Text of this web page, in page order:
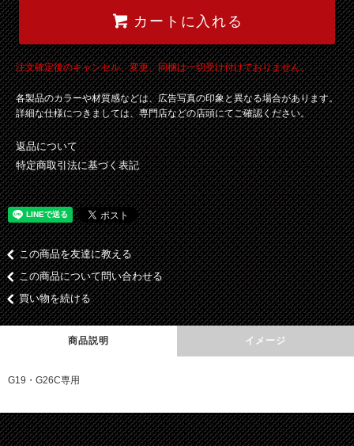
カートに入れる
注文確定後のキャンセル、変更、同梱は一切受け付けておりません。
各製品のカラーや材質感などは、広告写真の印象と異なる場合があります。
詳細な仕様につきましては、専門店などの店頭にてご確認ください。
返品について
特定商取引法に基づく表記
この商品を友達に教える
この商品について問い合わせる
買い物を続ける
商品説明 イメージ
G19・G26C専用